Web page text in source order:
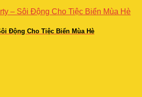
Động Cho Tiệc Biển Mùa Hè